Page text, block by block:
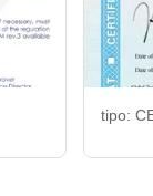
tipo: